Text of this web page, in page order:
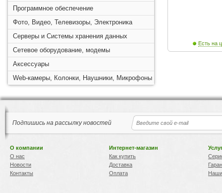
Программное обеспечение
Фото, Видео, Телевизоры, Электроника
Серверы и Системы хранения данных
Сетевое оборудование, модемы
Аксессуары
Web-камеры, Колонки, Наушники, Микрофоны
Есть на
Подпишись на рассылку новостей
О компании
О нас
Новости
Контакты
Интернет-магазин
Как купить
Доставка
Оплата